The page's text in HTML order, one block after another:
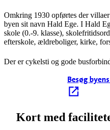
Omkring 1930 opførtes der
byen sit navn Hald Ege. I Hald
skole (0.-9. klasse),
efterskole, ældreboliger, kirke,
Der er cykelsti og gode
Besøg
Kort med